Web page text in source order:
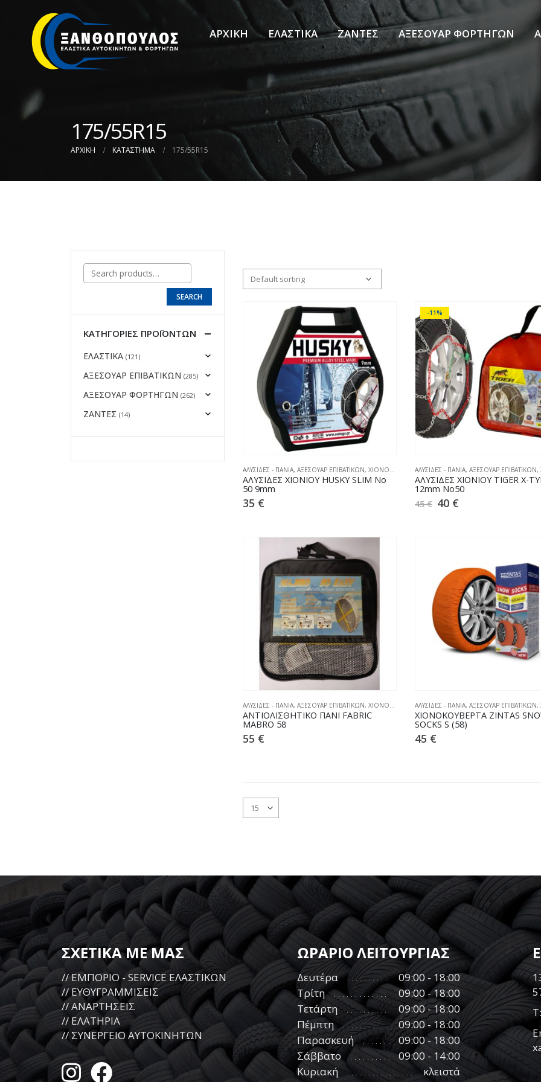
ΑΡΧΙΚΗ ΕΛΑΣΤΙΚΑ ΖΑΝΤΕΣ ΑΞΕΣΟΥΑΡ ΦΟΡΤΗΓΩΝ
175/55R15
ΑΡΧΙΚΉ ΚΑΤΆΣΤΗΜΑ 175/55R15
ΑΛΥΣΙΔΕΣ - ΠΑΝΙΑ, ΑΞΕΣΟΥΑΡ ΕΠΙΒΑΤΙΚΩΝ, ΧΙΟΝΟΑΛΥΣΙΔΕΣ
ΑΛΥΣΙΔΕΣ ΧΙΟΝΙΟΥ HUSKY SLIM No
50 9mm
35 €
-11%
ΑΛΥΣΙΔΕΣ - ΠΑΝΙΑ, ΑΞΕΣΟΥΑΡ ΕΠΙΒΑΤΙΚΩΝ,
ΑΛΥΣΙΔΕΣ ΧΙΟΝΙΟΥ TIGER X-
12mm No50
45€ 40 €
ΑΛΥΣΙΔΕΣ - ΠΑΝΙΑ, ΑΞΕΣΟΥΑΡ ΕΠΙΒΑΤΙΚΩΝ, ΧΙΟΝΟΚΟΥΒΕΡΤΕΣ
ΑΝΤΙΟΛΙΣΘΗΤΙΚΟ ΠΑΝΙ FABRIC
MABRO 58
55 €
ΑΛΥΣΙΔΕΣ - ΠΑΝΙΑ, ΑΞΕΣΟΥΑΡ ΕΠΙΒΑΤΙΚΩΝ,
ΧΙΟΝΟΚΟΥΒΕΡΤΑ ZINTAS
SOCKS S (58)
45 €
SEARCH
ΚΑΤΗΓΟΡΊΕΣ ΠΡΟΪΌΝΤΩΝ
ΕΛΑΣΤΙΚΑ (121)
ΑΞΕΣΟΥΑΡ ΕΠΙΒΑΤΙΚΩΝ (285)
ΑΞΕΣΟΥΑΡ ΦΟΡΤΗΓΩΝ (262)
ΖΑΝΤΕΣ (14)
ΣΧΕΤΙΚΑ ΜΕ ΜΑΣ
// ΕΜΠΟΡΙΟ - SERVICE ΕΛΑΣΤΙΚΩΝ
// ΕΥΘΥΓΡΑΜΜΙΣΕΙΣ
// ΑΝΑΡΤΗΣΕΙΣ
// ΕΛΑΤΗΡΙΑ
// ΣΥΝΕΡΓΕΙΟ ΑΥΤΟΚΙΝΗΤΩΝ
ΩΡΑΡΙΟ ΛΕΙΤΟΥΡΓΙΑΣ
Δευτέρα
09:00 - 18:00
Τρίτη
09:00 - 18:00
Τετάρτη
09:00 - 18:00
Πέμπτη
09:00 - 18:00
Παρασκευή
09:00 - 18:00
Σάββατο
09:00 - 14:00
Κυριακή
κλειστά
Τ: